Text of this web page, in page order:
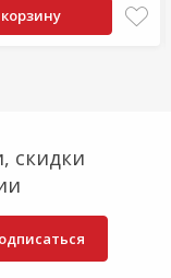
скидки